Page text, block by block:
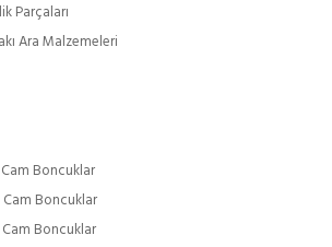
Parçaları
Ara Malzemeleri
Boncuklar
Boncuklar
Boncuklar